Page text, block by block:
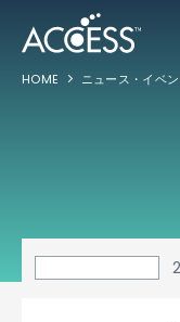
HOME ニュース・イベン